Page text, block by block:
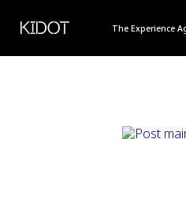
KIDOT The Experience